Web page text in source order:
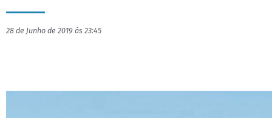
28 de Junho de 2019 às 23:45